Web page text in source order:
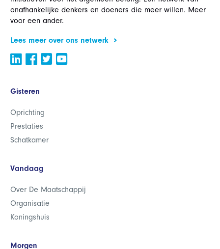
onafhankelijke denkers en doeners die meer willen. Meer
voor een ander.
Lees meer over ons netwerk
Gisteren
Oprichting
Prestaties
Schatkamer
Vandaag
Over De Maatschappij
Organisatie
Koningshuis
Morgen